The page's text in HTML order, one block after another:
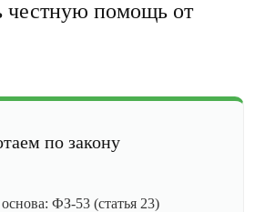
честную помощь от
по закону
ФЗ-53 (статья 23)